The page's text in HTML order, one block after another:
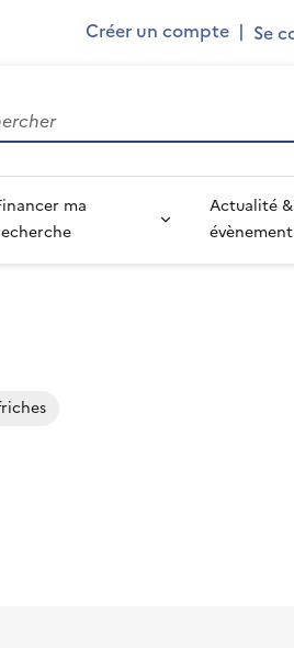
Ademe
menu
Créer un compte |
ma
Actualité &
évènement